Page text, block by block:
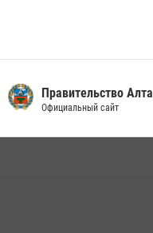
Правительство
Официальный сайт